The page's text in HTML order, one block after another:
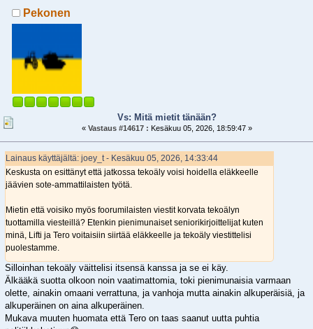
Pekonen
Vs: Mitä mietit tänään?
«Vastaus #14617 : Kesäkuu 05, 2026, 18:59:47 »
Lainaus käyttäjältä: joey_t - Kesäkuu 05, 2026, 14:33:44
Keskusta on esittänyt että jatkossa tekoäly voisi hoidella eläkkeelle
jäävien sote-ammattilaisten työtä.
Mietin että voisiko myös foorumilaisten viestit korvata tekoälyn
tuottamilla viesteillä? Etenkin pienimunaiset seniorikirjoittelijat kuten
minä, Lifti ja Tero voitaisiin siirtää eläkkeelle ja tekoäly viestittelisi
puolestamme.
Silloinhan tekoäly väittelisi itsensä kanssa ja se ei käy.
Älkääkä suotta olkoon noin vaatimattomia, toki pienimunaisia varmaan
olette, ainakin omaani verrattuna, ja vanhoja mutta ainakin alkuperäisiä, ja
alkuperäinen on aina alkuperäinen.
Mukava muuten huomata että Tero on taas saanut uutta puhtia